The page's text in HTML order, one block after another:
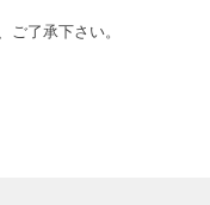
了承下さい。